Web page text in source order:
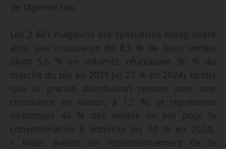
de l’Agence bio.
Les 2 601 magasins bio spécialisés enregistrent
ainsi une croissance de 8,5 % de leurs ventes
(dont 5,6 % en volume), réunissant 30 % du
marché du bio en 2025 (vs 27 % en 2024), tandis
que la grande distribution renoue avec une
croissance en valeur, à 1,2 %, et représente
désormais 46 % des ventes en bio pour la
consommation à domicile (vs 50 % en 2024).
« Nous avions un repositionnement de la